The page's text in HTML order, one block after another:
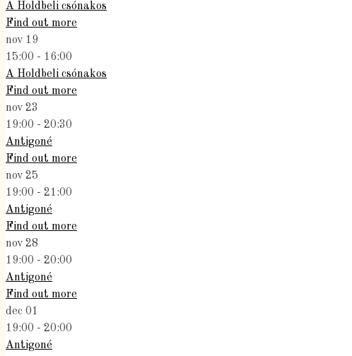
A Holdbeli csónakos
Find out more
nov 19
15:00 - 16:00
A Holdbeli csónakos
Find out more
nov 23
19:00 - 20:30
Antigoné
Find out more
nov 25
19:00 - 21:00
Antigoné
Find out more
nov 28
19:00 - 20:00
Antigoné
Find out more
dec 01
19:00 - 20:00
Antigoné